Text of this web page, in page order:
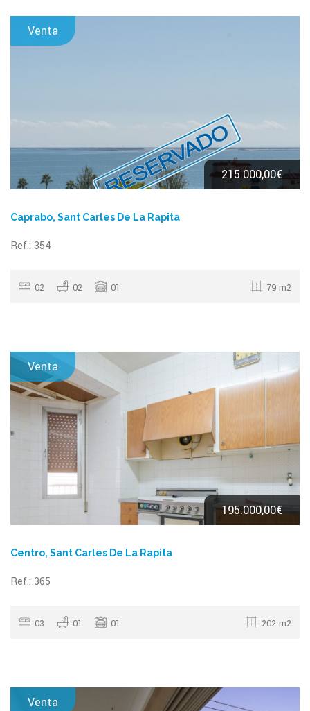
Venta
215.000,00€
Caprabo, Sant Carles De La Rapita
Ref.: 354
02 02 01 79 m2
Venta
195.000,00€
Centro, Sant Carles De La Rapita
Ref.: 365
03 01 01 202 m2
Venta